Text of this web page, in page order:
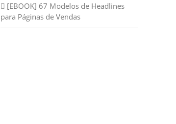
[EBOOK] 67 Modelos de Headlines
para Páginas de Vendas